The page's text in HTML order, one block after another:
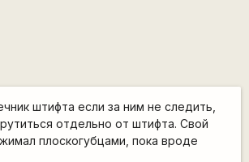
штифта если за ним не следить,
отдельно от штифта. Свой
плоскогубцами, пока вроде